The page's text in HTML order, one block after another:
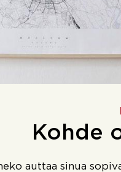
Kohde
auttaa sinua